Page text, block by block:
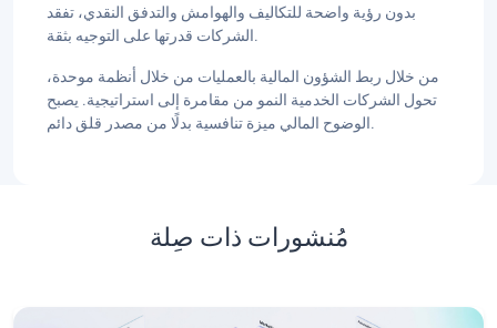
بدون رؤية واضحة للتكاليف والهوامش والتدفق النقدي، تفقد
الشركات قدرتها على التوجيه بثقة.
من خلال ربط الشؤون المالية بالعمليات من خلال أنظمة موحدة،
تحول الشركات الخدمية النمو من مقامرة إلى استراتيجية. يصبح
الوضوح المالي ميزة تنافسية بدلًا من مصدر قلق دائم.
مُنشورات ذات صِلة